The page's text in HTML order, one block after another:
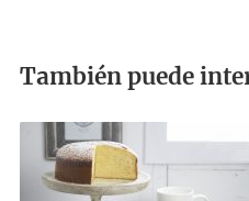
También puede